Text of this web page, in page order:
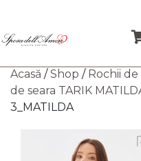
Acasă /Shop / Rochii de
de seara TARIK
3_MATILDA